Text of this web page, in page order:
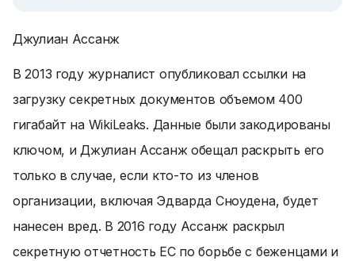
Джулиан Ассанж
В 2013 году журналист опубликовал ссылки на
загрузку секретных документов объемом 400
гигабайт на WikiLeaks. Данные были закодированы
ключом, и Джулиан Ассанж обещал раскрыть его
только в случае, если кто-то из членов
организации, включая Эдварда Сноудена, будет
нанесен вред. В 2016 году Ассанж раскрыл
секретную отчетность ЕС по борьбе с беженцами и